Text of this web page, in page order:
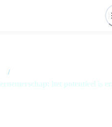
/
het potentieel is